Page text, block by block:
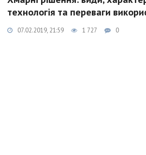
технологія та переваги
07.02.2019, 21:59 1 727 0